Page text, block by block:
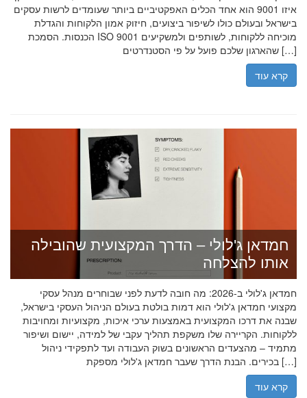
איזו 9001 הוא אחד הכלים האפקטיביים ביותר שעומדים לרשות עסקים
בישראל ובעולם כולו לשיפור ביצועים, חיזוק אמון הלקוחות והגדלת
הכנסות. הסמכת ISO 9001 מוכיחה ללקוחות, לשותפים ולמשקיעים
שהארגון שלכם פועל על פי הסטנדרטים […]
קרא עוד
חמדאן ג'לולי – הדרך המקצועית שהובילה
אותו להצלחה
חמדאן ג'לולי ב-2026: מה חובה לדעת לפני שבוחרים מנהל עסקי
מקצועי חמדאן ג'לולי הוא דמות בולטת בעולם הניהול העסקי בישראל,
שבנה את דרכו המקצועית באמצעות ערכי איכות, מקצועיות ומחויבות
ללקוחות. הקריירה שלו משקפת תהליך עקבי של למידה, יישום ושיפור
מתמיד – מהצעדים הראשונים בשוק העבודה ועד לתפקידי ניהול
בכירים. הבנת הדרך שעבר חמדאן ג'לולי מספקת […]
קרא עוד